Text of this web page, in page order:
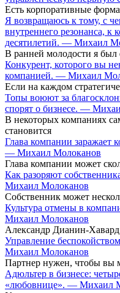
Есть корпоративные
Я возвращаюсь к тому, с
внутреннего резонанса, к
десятилетий. — Михаил
В ранней молодости я был
Конкурент, которого вы
компанией. — Михаил
Если на каждом
Топы воюют за
спорят о бизнесе. —
В некоторых компаниях
становится
Глава компании заражает
— Михаил Молоканов
Глава компании может
Как разоряют
Михаил Молоканов
Собственник может
Культура отмены в
Михаил Молоканов
Александр Дианин-
Управление
Михаил Молоканов
Партнер нужен, чтобы вы
Адюльтер в бизнесе:
«любовнице». — Михаил